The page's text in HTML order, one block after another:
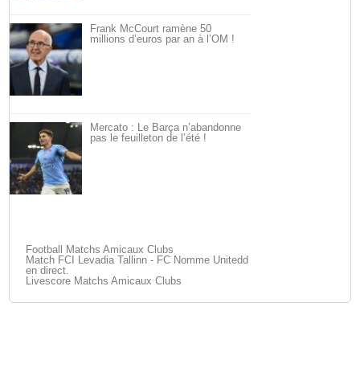
Frank McCourt ramène 50
millions d’euros par an à l’OM !
Mercato : Le Barça n’abandonne
pas le feuilleton de l’été !
Football Matchs Amicaux Clubs
Match FCI Levadia Tallinn - FC Nomme Unitedd
en direct.
Livescore Matchs Amicaux Clubs